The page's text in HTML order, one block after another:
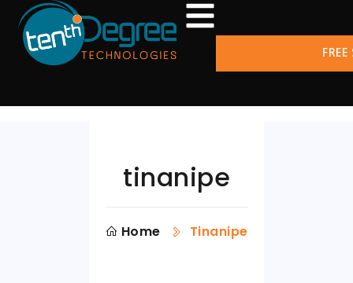
tinanipe
Home Tinanipe